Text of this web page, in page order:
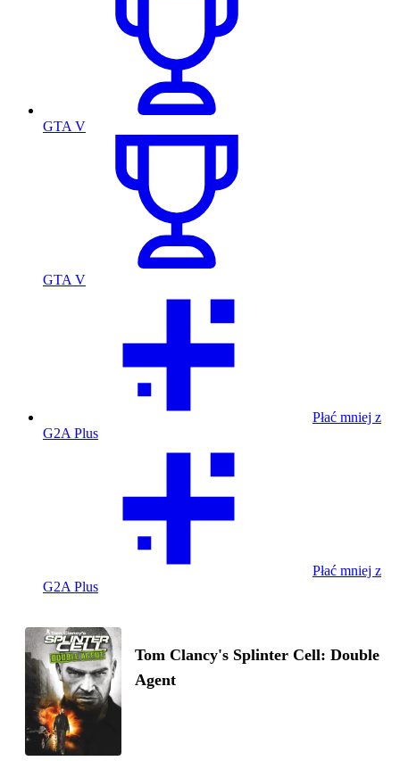
GTA V
GTA V
Płać mniej z
G2A Plus
Płać mniej z
G2A Plus
Tom Clancy's Splinter Cell: Double
Agent